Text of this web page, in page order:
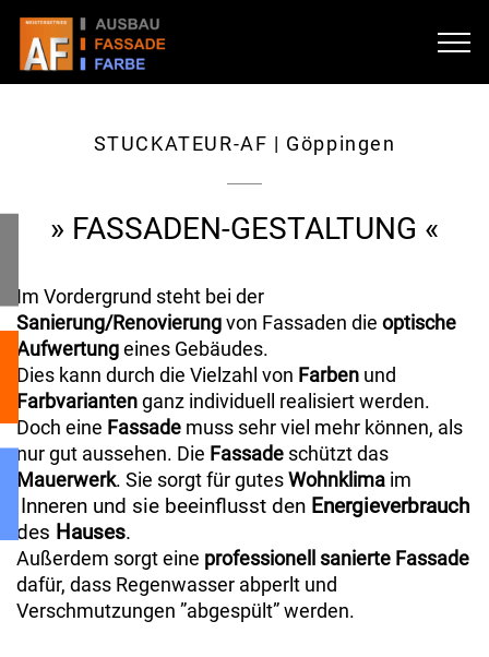
STUCKATEUR-AF | Göppingen
» FASSADEN-GESTALTUNG «
Im Vordergrund steht bei der
Sanierung/Renovierung von Fassaden die optische
Aufwertung eines Gebäudes.
Dies kann durch die Vielzahl von Farben und
Farbvarianten ganz individuell realisiert werden.
Doch eine Fassade muss sehr viel mehr können, als
nur gut aussehen. Die Fassade schützt das
Mauerwerk. Sie sorgt für gutes Wohnklima im
Inneren und sie beeinflusst den Energieverbrauch
des Hauses.
Außerdem sorgt eine professionell sanierte Fassade
dafür, dass Regenwasser abperlt und
Verschmutzungen ”abgespült” werden.